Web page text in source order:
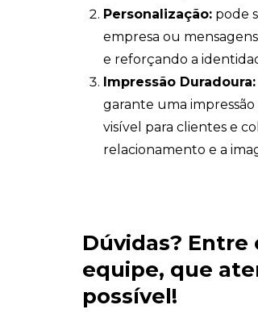
Personalização: pode
empresa ou
e reforçando a
Impressão Duradoura:
garante uma
visível para clientes e
relacionamento e a
Dúvidas? Entre
equipe, que
possível!